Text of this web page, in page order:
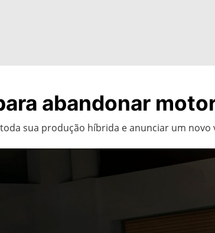
abandonar
sua produção híbrida e anunciar um